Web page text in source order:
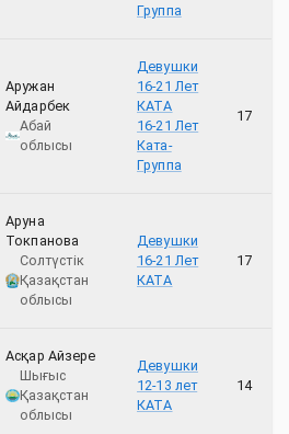
Группа
Аружан
Айдарбек
Абай
облысы
Девушки
16-21 Лет
КАТА
16-21 Лет
Ката-
Группа
17
Аруна
Токпанова
Солтүстік
Қазақстан
облысы
Девушки
16-21 Лет
КАТА
17
Асқар Айзере
Шығыс
Қазақстан
облысы
Девушки
12-13 лет
КАТА
14